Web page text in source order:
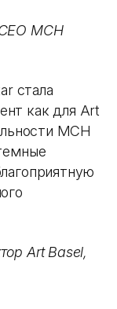
MCH
стала
как для Art
MCH
Art Basel,